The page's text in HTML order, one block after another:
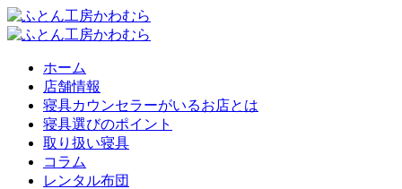
ホーム
店舗情報
寝具カウンセラーがいるお店とは
寝具選びのポイント
取り扱い寝具
コラム
レンタル布団